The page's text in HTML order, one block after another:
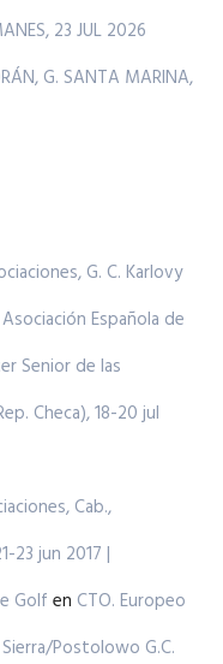
23 JUL 2026
G. SANTA MARINA,
G. C. Karlovy
Española de
Senior de las
Checa), 18-20 jul
Cab.,
23 jun 2017 |
Golf en CTO. Europeo
Postolowo G.C.